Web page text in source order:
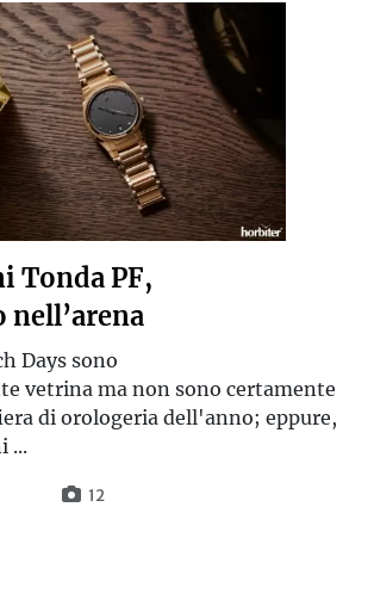
Tonda PF,
nell’arena
Days sono
vetrina ma non sono certamente
di orologeria dell'anno; eppure,
...
12